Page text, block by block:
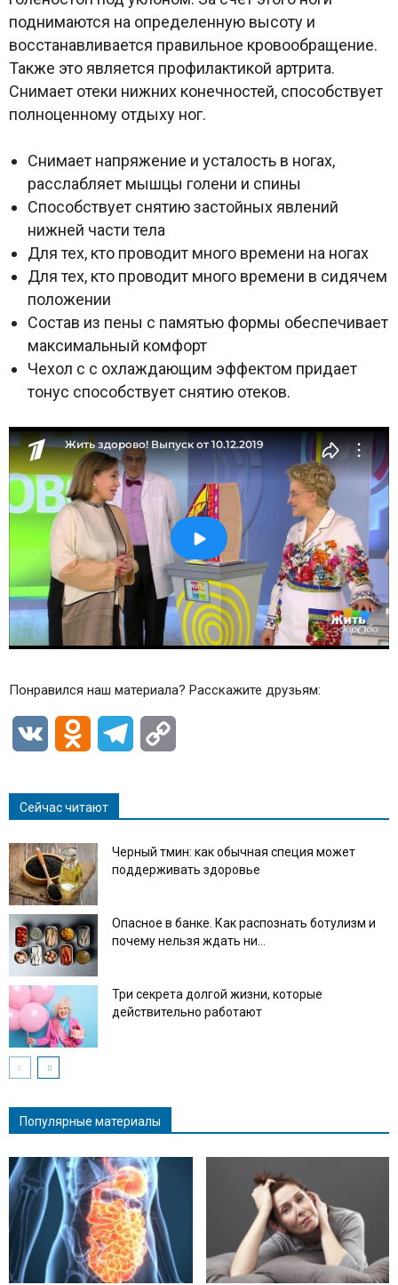
поднимаются на определенную высоту и
восстанавливается правильное кровообращение.
Также это является профилактикой артрита.
Снимает отеки нижних конечностей, способствует
полноценному отдыху ног.
Снимает напряжение и усталость в ногах,
расслабляет мышцы голени и спины
Способствует снятию застойных явлений
нижней части тела
Для тех, кто проводит много времени на ногах
Для тех, кто проводит много времени в сидячем
положении
Состав из пены с памятью формы обеспечивает
максимальный комфорт
Чехол c с охлаждающим эффектом придает
тонус способствует снятию отеков.
Понравился наш материала? Расскажите друзьям:
VK Odnoklassniki
Telegram
Сейчас читают
Черный тмин: как обычная специя может
поддерживать здоровье
Опасное в банке. Как распознать ботулизм и
почему нельзя ждать ни...
Три секрета долгой жизни, которые
действительно работают
Популярные материалы